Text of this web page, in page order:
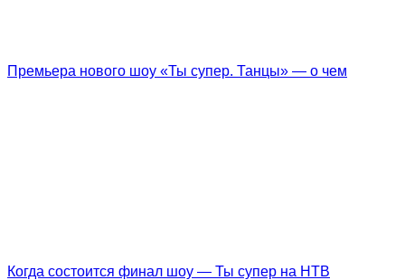
Премьера нового шоу «Ты супер. Танцы» — о чем
Когда состоится финал шоу — Ты супер на НТВ